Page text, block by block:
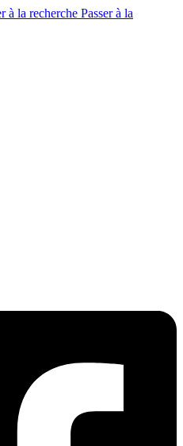
à la recherche Passer à la